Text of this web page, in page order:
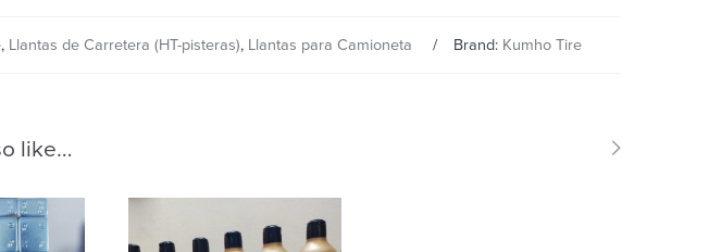
, Llantas de Carretera (HT-pisteras), Llantas para Camioneta Brand: Kumho Tire
like…